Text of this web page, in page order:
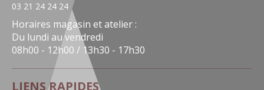
03 21 24 24 24
Horaires magasin et atelier :
Du lundi au vendredi
08h00 - 12h00 / 13h30 - 17h30
LIENS RAPIDES